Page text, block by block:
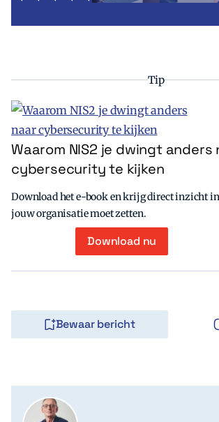
Tip
Waarom NIS2 je dwingt anders
cybersecurity te kijken
Download het e-book en krijg direct inzicht
jouw organisatie moet zetten.
Download nu
Bewaar bericht